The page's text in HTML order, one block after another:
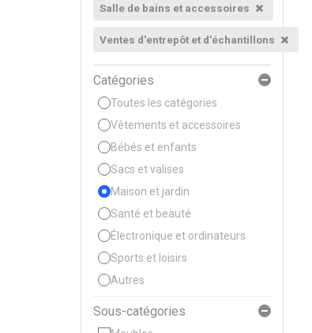
Salle de bains et accessoires
Ventes d'entrepôt et d'échantillons
Catégories
Toutes les catégories
Vêtements et accessoires
Bébés et enfants
Sacs et valises
Maison et jardin
Santé et beauté
Électronique et ordinateurs
Sports et loisirs
Autres
Sous-catégories